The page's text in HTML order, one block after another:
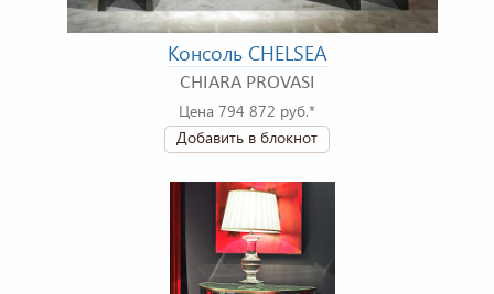
Консоль CHELSEA
CHIARA PROVASI
Цена 794 872 руб.*
Добавить в блокнот